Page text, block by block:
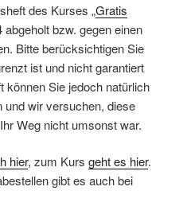
des Kurses „Gratis
abgeholt bzw. gegen einen
Bitte berücksichtigen Sie
ist und nicht garantiert
können Sie jedoch natürlich
und wir versuchen, diese
Weg nicht umsonst war.
hier, zum Kurs geht es hier.
gibt es auch bei